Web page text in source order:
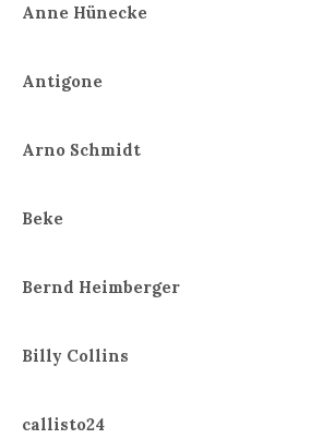
Anne Hünecke
Antigone
Arno Schmidt
Beke
Bernd Heimberger
Billy Collins
callisto24